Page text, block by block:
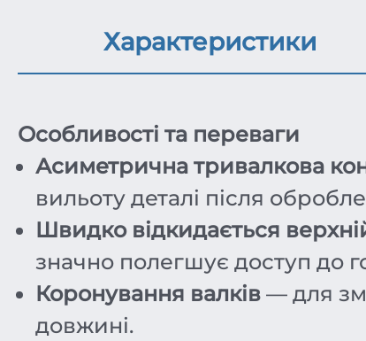
Характеристики
Особливості та переваги
Асиметрична тривалкова
вильоту деталі після
Швидко відкидається
значно полегшує доступ до
Коронування валків — для
довжині.